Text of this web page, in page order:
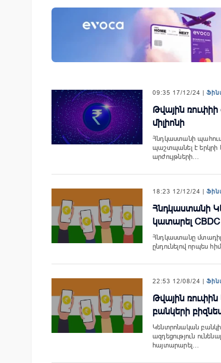
09:35 17/12/24 |
Թվային ռուփիի
միլիոնի
Հնդկաստանի
պաշտպանել է երկրի
արժույթների…
18:23 12/12/24 |
Հնդկաստանի
կատարել
Հնդկաստանը մտադիր
ընդունելով որպես
22:53 12/08/24 |
Թվային
բանկերի
Կենտրոնական
ազդեցություն
հայտարարել…
Ստարտափ
«Սմայլ Սվիթ»-ի զարգացման